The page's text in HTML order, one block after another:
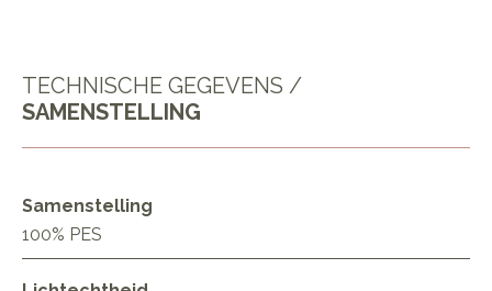
TECHNISCHE GEGEVENS /
SAMENSTELLING
Samenstelling
100% PES